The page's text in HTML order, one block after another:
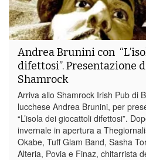
Andrea Brunini con
difettosi”. Presentazione
Shamrock
Arriva allo Shamrock Irish Pub di
lucchese Andrea Brunini, per
“L’isola dei giocattoli difettosi”.
invernale in apertura a
Okabe, Tuff Glam Band, Sasha
Alteria, Povia e Finaz, chitarrista